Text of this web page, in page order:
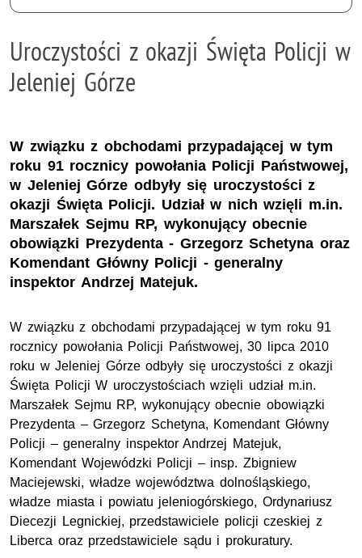
Uroczystości z okazji Święta Policji w
Jeleniej Górze
W związku z obchodami przypadającej w tym
roku 91 rocznicy powołania Policji Państwowej,
w Jeleniej Górze odbyły się uroczystości z
okazji Święta Policji. Udział w nich wzięli m.in.
Marszałek Sejmu RP, wykonujący obecnie
obowiązki Prezydenta - Grzegorz Schetyna oraz
Komendant Główny Policji - generalny
inspektor Andrzej Matejuk.
W związku z obchodami przypadającej w tym roku 91
rocznicy powołania Policji Państwowej, 30 lipca 2010
roku w Jeleniej Górze odbyły się uroczystości z okazji
Święta Policji W uroczystościach wzięli udział m.in.
Marszałek Sejmu RP, wykonujący obecnie obowiązki
Prezydenta – Grzegorz Schetyna, Komendant Główny
Policji – generalny inspektor Andrzej Matejuk,
Komendant Wojewódzki Policji – insp. Zbigniew
Maciejewski, władze województwa dolnośląskiego,
władze miasta i powiatu jeleniogórskiego, Ordynariusz
Diecezji Legnickiej, przedstawiciele policji czeskiej z
Liberca oraz przedstawiciele sądu i prokuratury.